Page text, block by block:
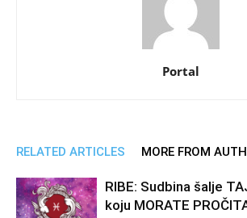
Portal
RELATED ARTICLES MORE FROM
RIBE: Sudbina šalje
koju MORATE